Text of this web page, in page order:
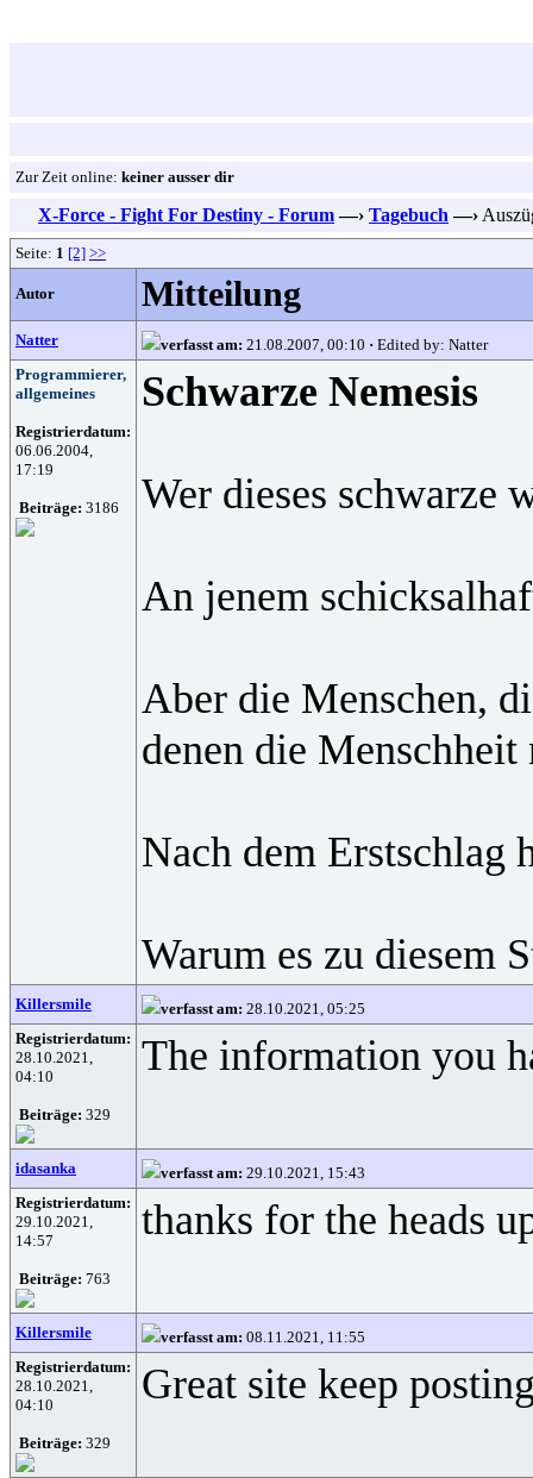
Zur Zeit online: keiner ausser dir
X-Force - Fight For Destiny - Forum —› Tagebuch —›
Seite: 1 [2] >>
Autor Mitteilung
Natter verfasst am: 21.08.2007, 00:10 · Edited by: Natter
Programmierer,
allgemeines
Registrierdatum:
06.06.2004,
17:19
Beiträge: 3186
Schwarze Nemesis
Wer dieses schwarze
An jenem
Aber die Menschen,
denen die
Nach dem Erstschlag
Warum es zu diesem
Killersmile verfasst am: 28.10.2021, 05:25
Registrierdatum:
28.10.2021,
04:10
Beiträge: 329
The information you
idasanka verfasst am: 29.10.2021, 15:43
Registrierdatum:
29.10.2021,
14:57
Beiträge: 763
thanks for the heads
Killersmile verfasst am: 08.11.2021, 11:55
Registrierdatum:
28.10.2021,
04:10
Beiträge: 329
Great site keep